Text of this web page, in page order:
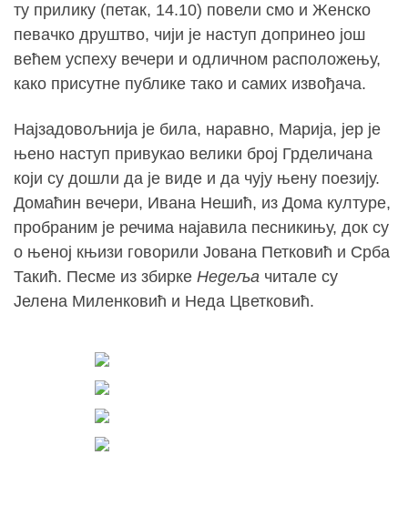
ту прилику (петак, 14.10) повели смо и Женско
певачко друштво, чији је наступ допринео још
већем успеху вечери и одличном расположењу,
како присутне публике тако и самих извођача.
Најзадовољнија је била, наравно, Марија, јер је
њено наступ привукао велики број Грделичана
који су дошли да је виде и да чују њену поезију.
Домаћин вечери, Ивана Нешић, из Дома културе,
пробраним је речима најавила песникињу, док су
о њеној књизи говорили Јована Петковић и Срба
Такић. Песме из збирке Недеља читале су
Јелена Миленковић и Неда Цветковић.